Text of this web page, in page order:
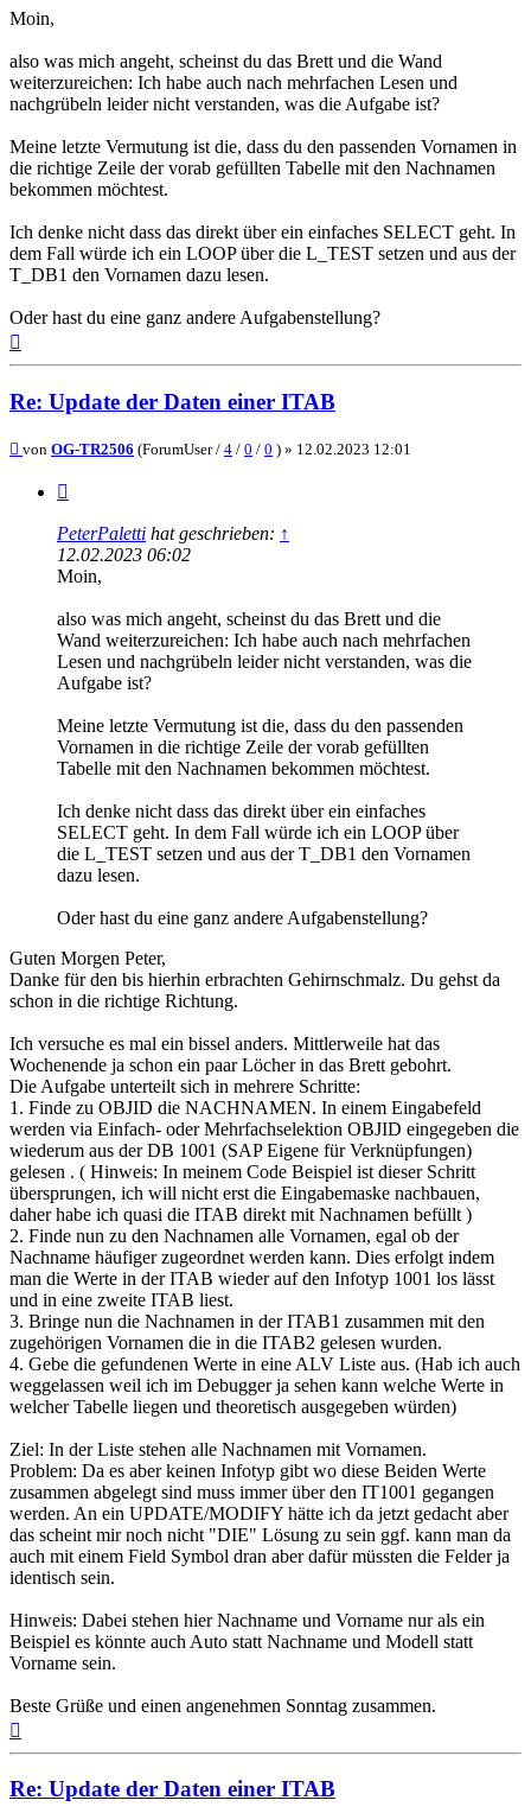
Moin,
also was mich angeht, scheinst du das Brett und die Wand
weiterzureichen: Ich habe auch nach mehrfachen Lesen und
nachgrübeln leider nicht verstanden, was die Aufgabe ist?
Meine letzte Vermutung ist die, dass du den passenden Vornamen in
die richtige Zeile der vorab gefüllten Tabelle mit den Nachnamen
bekommen möchtest.
Ich denke nicht dass das direkt über ein einfaches SELECT geht. In
dem Fall würde ich ein LOOP über die L_TEST setzen und aus der
T_DB1 den Vornamen dazu lesen.
Oder hast du eine ganz andere Aufgabenstellung?
Re: Update der Daten einer ITAB
Beitrag
von OG-TR2506 (ForumUser / 4 / 0 / 0 ) » 12.02.2023 12:01
PeterPaletti hat geschrieben: ↑
12.02.2023 06:02
Moin,
also was mich angeht, scheinst du das Brett und die
Wand weiterzureichen: Ich habe auch nach mehrfachen
Lesen und nachgrübeln leider nicht verstanden, was die
Aufgabe ist?
Meine letzte Vermutung ist die, dass du den passenden
Vornamen in die richtige Zeile der vorab gefüllten
Tabelle mit den Nachnamen bekommen möchtest.
Ich denke nicht dass das direkt über ein einfaches
SELECT geht. In dem Fall würde ich ein LOOP über
die L_TEST setzen und aus der T_DB1 den Vornamen
dazu lesen.
Oder hast du eine ganz andere Aufgabenstellung?
Guten Morgen Peter,
Danke für den bis hierhin erbrachten Gehirnschmalz. Du gehst da
schon in die richtige Richtung.
Ich versuche es mal ein bissel anders. Mittlerweile hat das
Wochenende ja schon ein paar Löcher in das Brett gebohrt.
Die Aufgabe unterteilt sich in mehrere Schritte:
1. Finde zu OBJID die NACHNAMEN. In einem Eingabefeld
werden via Einfach- oder Mehrfachselektion OBJID eingegeben die
wiederum aus der DB 1001 (SAP Eigene für Verknüpfungen)
gelesen . ( Hinweis: In meinem Code Beispiel ist dieser Schritt
übersprungen, ich will nicht erst die Eingabemaske nachbauen,
daher habe ich quasi die ITAB direkt mit Nachnamen befüllt )
2. Finde nun zu den Nachnamen alle Vornamen, egal ob der
Nachname häufiger zugeordnet werden kann. Dies erfolgt indem
man die Werte in der ITAB wieder auf den Infotyp 1001 los lässt
und in eine zweite ITAB liest.
3. Bringe nun die Nachnamen in der ITAB1 zusammen mit den
zugehörigen Vornamen die in die ITAB2 gelesen wurden.
4. Gebe die gefundenen Werte in eine ALV Liste aus. (Hab ich auch
weggelassen weil ich im Debugger ja sehen kann welche Werte in
welcher Tabelle liegen und theoretisch ausgegeben würden)
Ziel: In der Liste stehen alle Nachnamen mit Vornamen.
Problem: Da es aber keinen Infotyp gibt wo diese Beiden Werte
zusammen abgelegt sind muss immer über den IT1001 gegangen
werden. An ein UPDATE/MODIFY hätte ich da jetzt gedacht aber
das scheint mir noch nicht "DIE" Lösung zu sein ggf. kann man da
auch mit einem Field Symbol dran aber dafür müssten die Felder ja
identisch sein.
Hinweis: Dabei stehen hier Nachname und Vorname nur als ein
Beispiel es könnte auch Auto statt Nachname und Modell statt
Vorname sein.
Beste Grüße und einen angenehmen Sonntag zusammen.
Re: Update der Daten einer ITAB